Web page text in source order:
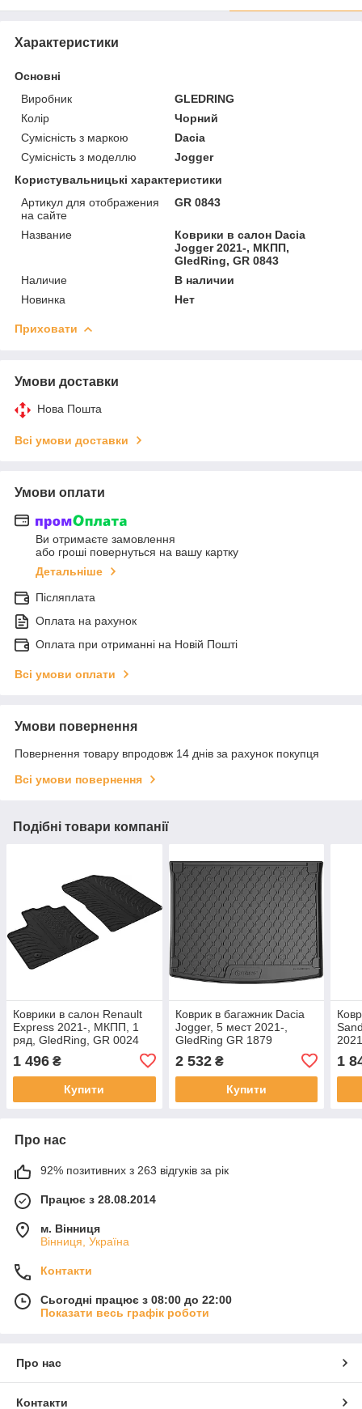
Характеристики
Основні
Виробник
GLEDRING
Колір
Чорний
Сумісність з маркою
Dacia
Сумісність з моделлю
Jogger
Користувальницькі характеристики
Артикул для отображения
на сайте
GR 0843
Название
Коврики в салон Dacia
Jogger 2021-, МКПП,
GledRing, GR 0843
Наличие
В наличии
Новинка
Нет
Приховати
Умови доставки
Нова Пошта
Всі умови доставки
Умови оплати
Ви отримаєте замовлення
або гроші повернуться на вашу картку
Детальніше
Післяплата
Оплата на рахунок
Оплата при отриманні на Новій Пошті
Всі умови оплати
Умови повернення
Повернення товару впродовж 14 днів за рахунок покупця
Всі умови повернення
Подібні товари компанії
Коврики в салон Renault
Express 2021-, МКПП, 1
ряд, GledRing, GR 0024
1 496 ₴
Купити
Коврик в багажник Dacia
Jogger, 5 мест 2021-,
GledRing GR 1879
2 532₴
Купити
1
Про нас
92% позитивних з 263 відгуків за рік
Працює з 28.08.2014
м. Вінниця
Вінниця, Україна
Контакти
Сьогодні працює з 08:00 до 22:00
Показати весь графік роботи
Про нас
Контакти